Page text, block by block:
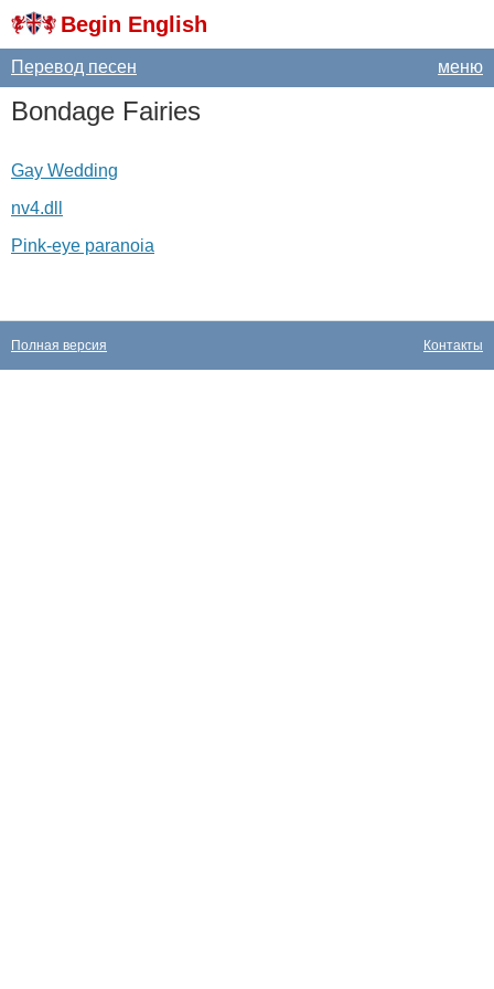
Begin English
меню
Перевод песен
Bondage Fairies
Gay Wedding
nv4.dll
Pink-eye paranoia
Контакты
Полная версия